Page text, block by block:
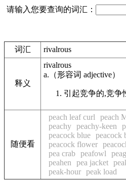
请输入您要查询的词汇：
词汇 rivalrous
释义
rivalrous
a. （形容词 adjective）
引起竞争的,竞争
随便看
peach leaf curl peach
peachy peachy-keen
peacock blue peacock
peacock flower
pea crab peafowl peag
peahen
pea jacket
peak-hour peak load